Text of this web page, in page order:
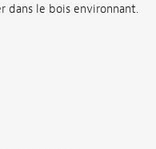
dans le bois environnant.